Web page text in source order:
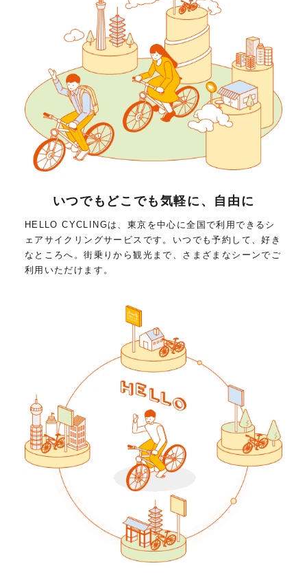
いつでもどこでも気軽に、自由に
HELLO CYCLINGは、東京を中心に全国で利用できるシ
ェアサイクリングサービスです。いつでも予約して、好き
なところへ。街乗りから観光まで、さまざまなシーンでご
利用いただけます。